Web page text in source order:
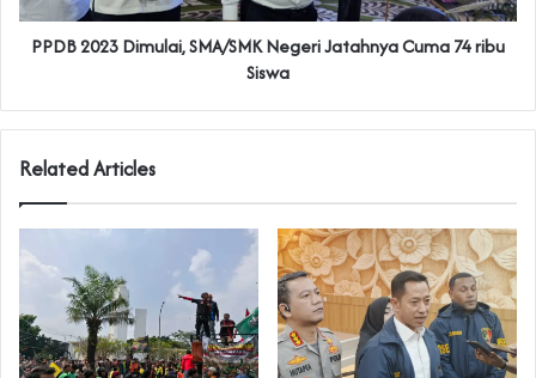
PPDB 2023 Dimulai, SMA/SMK Negeri Jatahnya Cuma 74 ribu
Siswa
Related Articles